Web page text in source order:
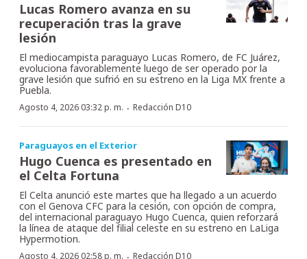
Lucas Romero avanza en su
recuperación tras la grave
lesión
El mediocampista paraguayo Lucas Romero, de FC Juárez,
evoluciona favorablemente luego de ser operado por la
grave lesión que sufrió en su estreno en la Liga MX frente a
Puebla.
Agosto 4, 2026 03:32 p. m. · Redacción D10
Paraguayos en el Exterior
Hugo Cuenca es presentado en
el Celta Fortuna
El Celta anunció este martes que ha llegado a un acuerdo
con el Genova CFC para la cesión, con opción de compra,
del internacional paraguayo Hugo Cuenca, quien reforzará
la línea de ataque del filial celeste en su estreno en LaLiga
Hypermotion.
Agosto 4, 2026 02:58 p. m. Redacción D10